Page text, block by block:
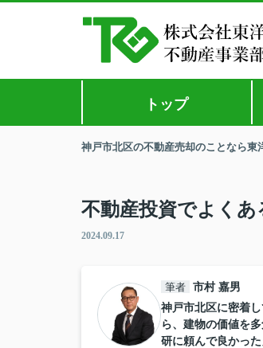
トップ
神戸市北区の不動産売却のことなら東
不動産投資でよく
2024.09.17
筆者 市村 嘉男
神戸市北区に密着
ら、建物の価値を
研に頼んで良かっ